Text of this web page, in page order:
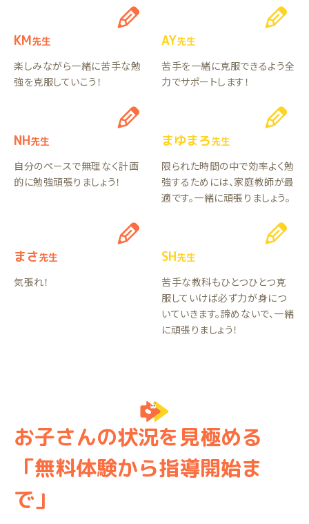
KM先生
楽しみながら一緒に苦手な勉
強を克服していこう！
AY先生
苦手を一緒に克服できるよう全
力でサポートします！
NH先生
自分のペースで無理なく計画
的に勉強頑張りましょう！
まゆまろ先生
限られた時間の中で効率よく勉
強するためには、家庭教師が最
適です。一緒に頑張りましょう。
まさ先生
気張れ！
SH先生
苦手な教科もひとつひとつ克
服していけば必ず力が身につ
いていきます。諦めないで、一緒
に頑張りましょう！
お子さんの状況を見極める
「無料体験から指導開始ま
で」